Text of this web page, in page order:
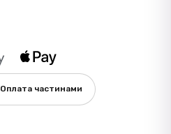
Оплата частинами